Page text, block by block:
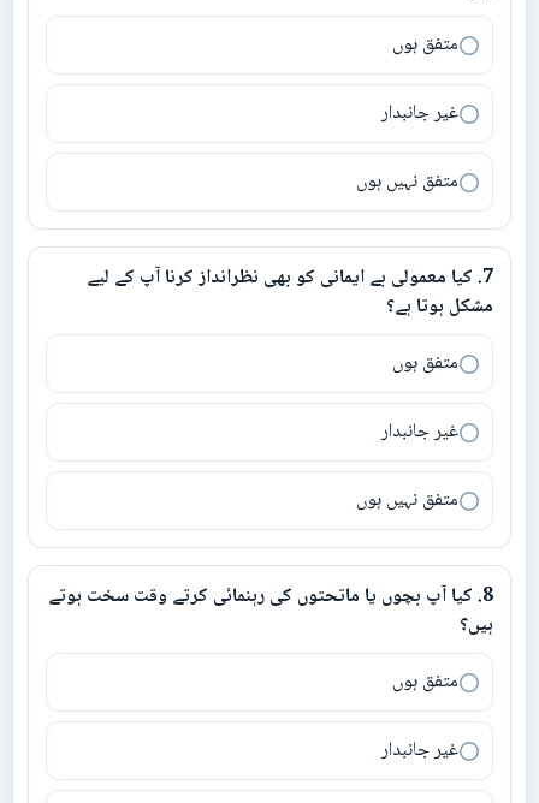
متفق ہوں
غیر جانبدار
متفق نہیں ہوں
7
.کیا معمولی بے ایمانی کو بھی نظرانداز کرنا آپ کے لیے مشکل ہوتا ہے؟ 7
.کیا معمولی بے ایمانی کو بھی نظرانداز کرنا آپ کے لیے
مشکل ہوتا ہے؟
متفق ہوں
غیر جانبدار
متفق نہیں ہوں
8
.کیا آپ بچوں یا ماتحتوں کی رہنمائی کرتے وقت سخت ہوتے ہیں؟ 8
.کیا آپ بچوں یا ماتحتوں کی رہنمائی کرتے وقت سخت ہوتے
ہیں؟
متفق ہوں
غیر جانبدار